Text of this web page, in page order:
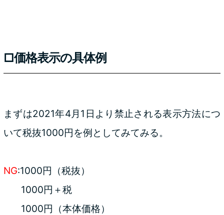
□価格表示の具体例
まずは2021年4月1日より禁止される表示方法につ
いて税抜1000円を例としてみてみる。
NG:1000円（税抜）
1000円＋税
1000円（本体価格）